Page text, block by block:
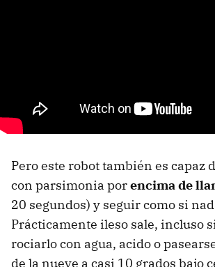
Pero este robot también es capaz
con parsimonia porencima de
20 segundos) y seguir como si
Prácticamente ileso sale, incluso
rociarlo con agua, acido o
de la nueve a casi 10 grados bajo